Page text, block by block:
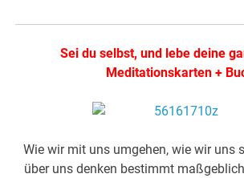
Sei du selbst, und lebe deine
Meditationskarten +
Wie wir mit uns umgehen, wie wir uns
über uns denken bestimmt